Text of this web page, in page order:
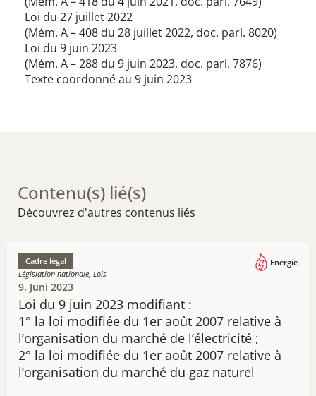
Loi du 27 juillet 2022
(Mém. A – 408 du 28 juillet 2022, doc. parl. 8020)
Loi du 9 juin 2023
(Mém. A – 288 du 9 juin 2023, doc. parl. 7876)
Texte coordonné au 9 juin 2023
Contenu(s) lié(s)
Découvrez d'autres contenus liés
Loi du 9 juin 2023 modifiant :
1° la loi modifiée du 1er août 2007 relative à
l’organisation du marché de l’électricité ;
2° la loi modifiée du 1er août 2007 relative à
l’organisation du marché du gaz naturel
Cadre légal
Législation nationale, Lois
Energie
9. Juni 2023